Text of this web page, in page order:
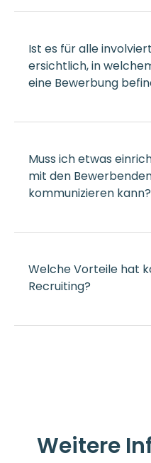
Ist es für alle
ersichtlich, in
eine Bewerbung
Muss ich etwas
mit den
kommunizieren kann?
Welche Vorteile hat
Recruiting?
Weitere